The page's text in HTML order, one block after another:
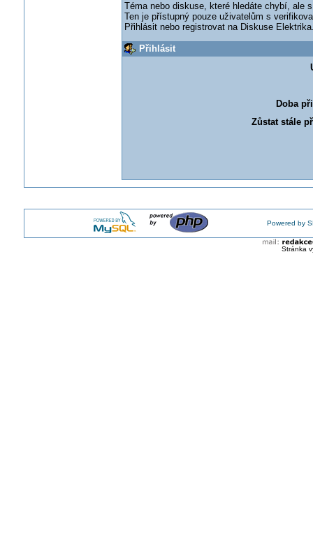
Téma nebo diskuse, které hledáte chybí, ale
Ten je přístupný pouze uživatelům s
Přihlásit nebo registrovat na Diskuse
Přihlásit
Doba
Zůstat stále
Powered by
Stránka